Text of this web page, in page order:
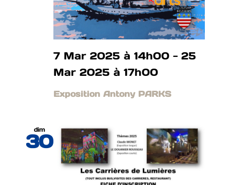
Exposition Antony PARKS
7 Mar 2025 à 14h00- 25
Mar 2025 à 17h00
dim
30